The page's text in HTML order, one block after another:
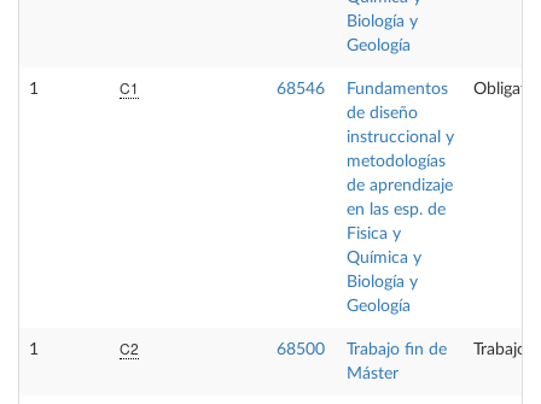
Biología y
Geología
1 C1 68546
Fundamentos
de diseño
instruccional y
metodologías
de aprendizaje
en las esp. de
Fisica y
Química y
Biología y
Geología
1 C2 68500
Trabajo fin de
Máster
Trabajo